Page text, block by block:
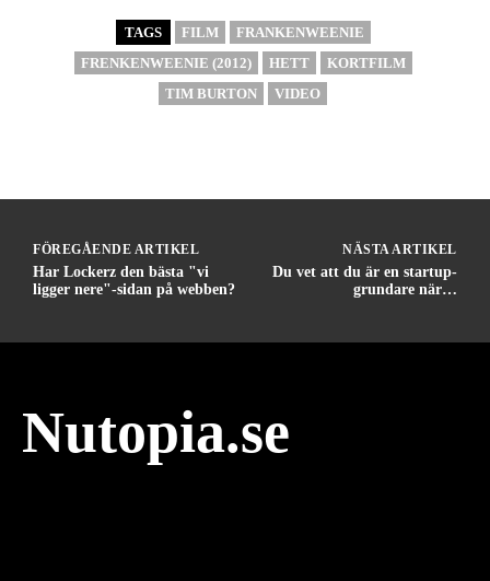
TAGS FILM
FRANKENWEENIE
FRENKENWEENIE (2012)
HETT
KORTFILM
TIM BURTON
VIDEO
FÖREGÅENDE ARTIKEL
Har Lockerz den bästa "vi
ligger nere"-sidan på webben?
NÄSTA ARTIKEL
Du vet att du är en startup-
grundare när…
Nutopia.se